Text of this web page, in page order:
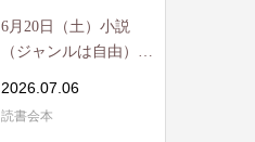
6月20日（土）小説
（ジャンルは自由）限
2026.07.06
読書会本